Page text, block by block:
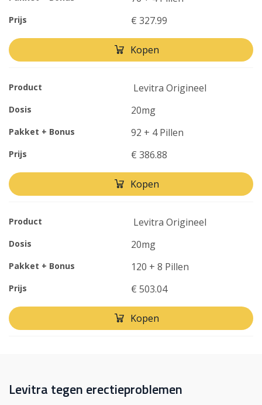
Prijs € 327.99
Kopen
Product Levitra Origineel
Dosis 20mg
Pakket + Bonus 92 + 4 Pillen
Prijs € 386.88
Kopen
Product Levitra Origineel
Dosis 20mg
Pakket + Bonus 120 + 8 Pillen
Prijs € 503.04
Kopen
Levitra tegen erectieproblemen